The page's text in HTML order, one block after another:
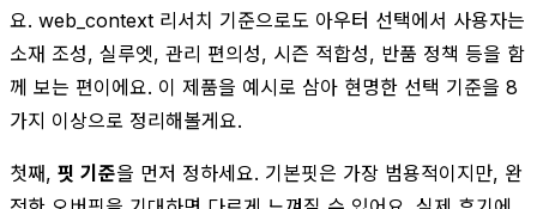
요. web_context 리서치 기준으로도 아우터 선택에서 사용자는
소재 조성, 실루엣, 관리 편의성, 시즌 적합성, 반품 정책 등을 함
께 보는 편이에요. 이 제품을 예시로 삼아 현명한 선택 기준을 8
가지 이상으로 정리해볼게요.
첫째, 핏 기준을 먼저 정하세요. 기본핏은 가장 범용적이지만, 완